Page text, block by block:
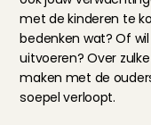
met de kinderen te
bedenken wat? Of
uitvoeren? Over
maken met de
soepel verloopt.